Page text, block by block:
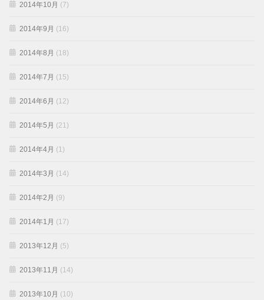
2014年10月 (7)
2014年9月 (16)
2014年8月 (18)
2014年7月 (15)
2014年6月 (12)
2014年5月 (21)
2014年4月 (1)
2014年3月 (14)
2014年2月 (9)
2014年1月 (17)
2013年12月 (5)
2013年11月 (14)
2013年10月 (10)